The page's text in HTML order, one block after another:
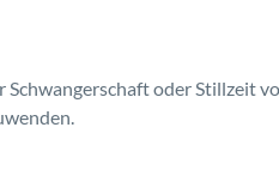
oder Stillzeit